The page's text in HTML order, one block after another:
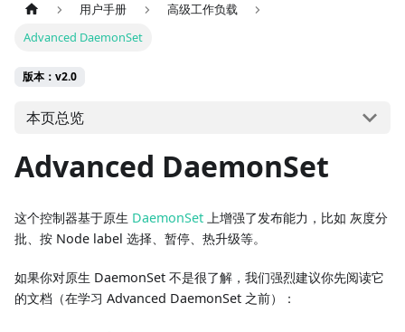
用户手册
高级工作负载
Advanced DaemonSet
版本：v2.0
本页总览
Advanced DaemonSet
这个控制器基于原生 DaemonSet 上增强了发布能力，比如 灰度分
批、按 Node label 选择、暂停、热升级等。
如果你对原生 DaemonSet 不是很了解，我们强烈建议你先阅读它
的文档（在学习 Advanced DaemonSet 之前）：